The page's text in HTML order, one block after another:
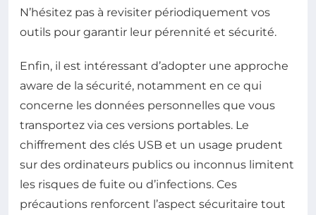
N’hésitez pas à revisiter périodiquement vos
outils pour garantir leur pérennité et sécurité.
Enfin, il est intéressant d’adopter une approche
aware de la sécurité, notamment en ce qui
concerne les données personnelles que vous
transportez via ces versions portables. Le
chiffrement des clés USB et un usage prudent
sur des ordinateurs publics ou inconnus limitent
les risques de fuite ou d’infections. Ces
précautions renforcent l’aspect sécuritaire tout